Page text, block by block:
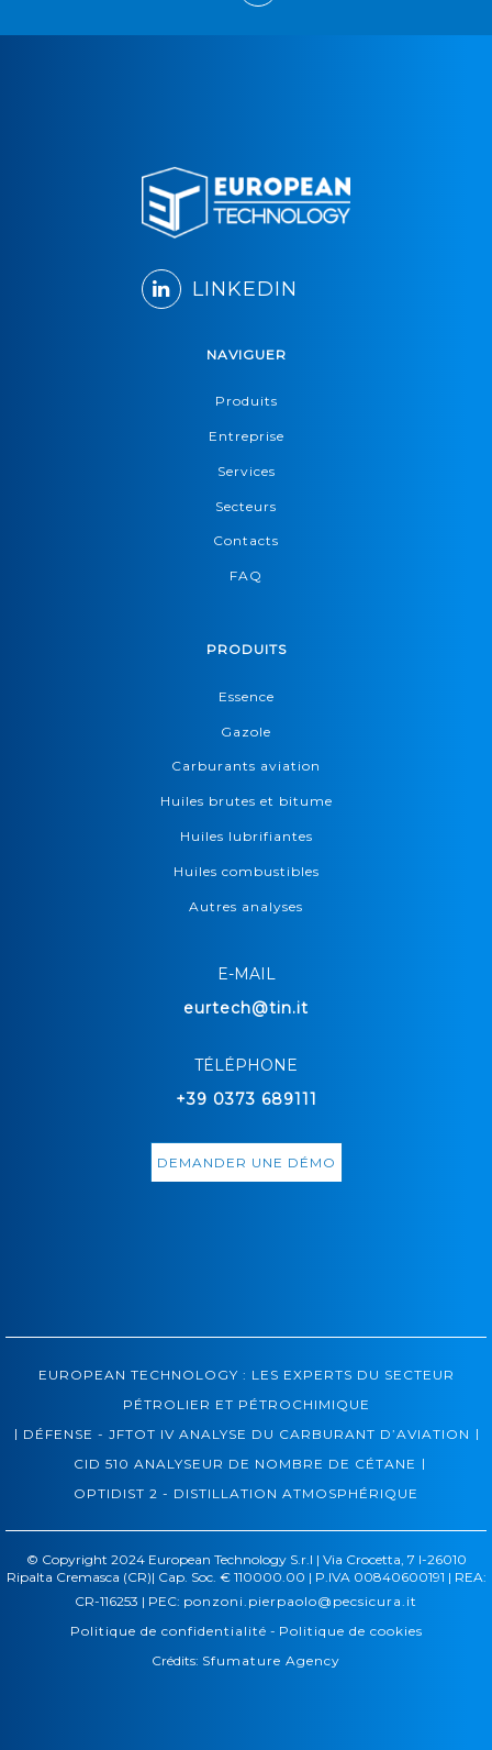
LINKEDIN
NAVIGUER
Produits
Entreprise
Services
Secteurs
Contacts
FAQ
PRODUITS
Essence
Gazole
Carburants aviation
Huiles brutes et bitume
Huiles lubrifiantes
Huiles combustibles
Autres analyses
E-MAIL
eurtech@tin.it
TÉLÉPHONE
+39 0373 689111
DEMANDER UNE DÉMO
EUROPEAN TECHNOLOGY : LES EXPERTS DU SECTEUR
PÉTROLIER ET PÉTROCHIMIQUE
| DÉFENSE - JFTOT IV ANALYSE DU CARBURANT D’AVIATION |
CID 510 ANALYSEUR DE NOMBRE DE CÉTANE |
OPTIDIST 2 - DISTILLATION ATMOSPHÉRIQUE
© Copyright 2024 European Technology S.r.l | Via Crocetta, 7 I-26010
Ripalta Cremasca (CR)| Cap. Soc. € 110000.00 | P.IVA 00840600191 | REA:
CR-116253 | PEC: ponzoni.pierpaolo@pecsicura.it
Politique de confidentialité - Politique de cookies
Crédits: Sfumature Agency